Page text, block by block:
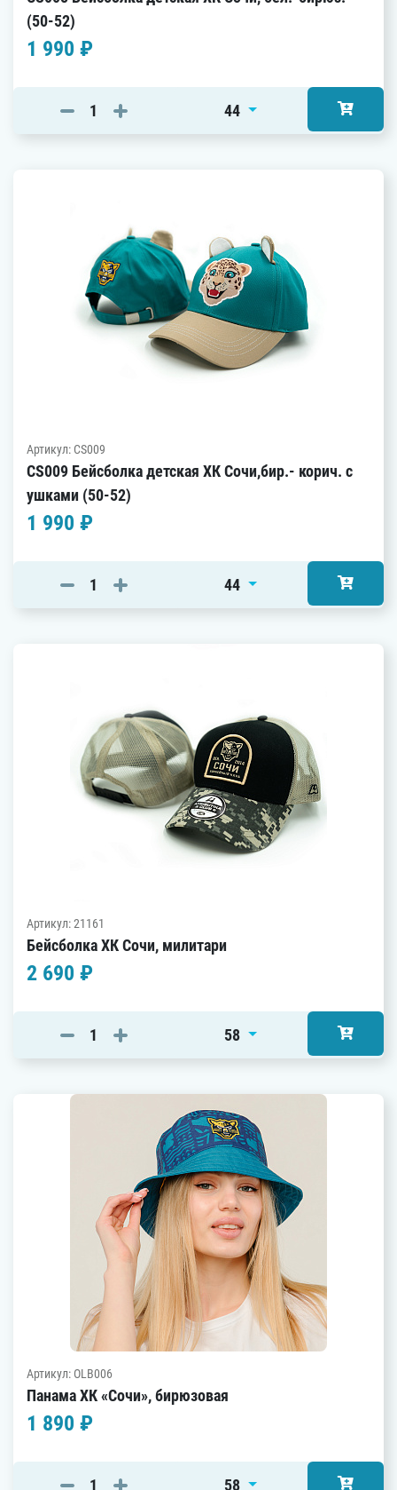
(50-52)
1 990 ₽
44
Артикул: CS009
CS009 Бейсболка детская ХК Сочи,бир.- корич. с
ушками (50-52)
1 990 ₽
44
Артикул: 21161
Бейсболка ХК Сочи, милитари
2 690 ₽
58
Артикул: OLB006
Панама ХК «Сочи», бирюзовая
1 890 ₽
58